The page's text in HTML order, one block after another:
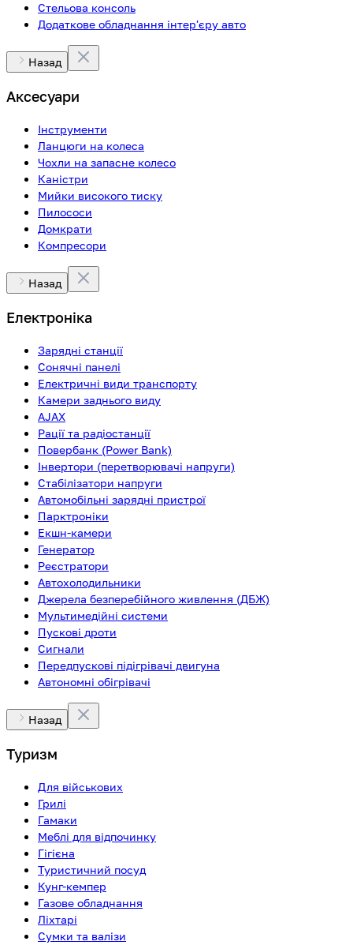
Стельова консоль
Додаткове обладнання інтер'єру авто
Назад
Аксесуари
Інструменти
Ланцюги на колеса
Чохли на запасне колесо
Каністри
Мийки високого тиску
Пилососи
Домкрати
Компресори
Назад
Електроніка
Зарядні станції
Сонячні панелі
Електричні види транспорту
Камери заднього виду
AJAX
Рації та радіостанції
Повербанк (Power Bank)
Інвертори (перетворювачі напруги)
Стабілізатори напруги
Автомобільні зарядні пристрої
Парктроніки
Екшн-камери
Генератор
Реєстратори
Автохолодильники
Джерела безперебійного живлення (ДБЖ)
Мультимедійні системи
Пускові дроти
Сигнали
Передпускові підігрівачі двигуна
Автономні обігрівачі
Назад
Туризм
Для військових
Грилі
Гамаки
Меблі для відпочинку
Гігієна
Туристичний посуд
Кунг-кемпер
Газове обладнання
Ліхтарі
Сумки та валізи